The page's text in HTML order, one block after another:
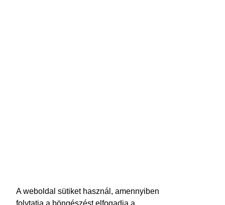
A weboldal sütiket használ, amennyiben
folytatja a böngészést elfogadja a